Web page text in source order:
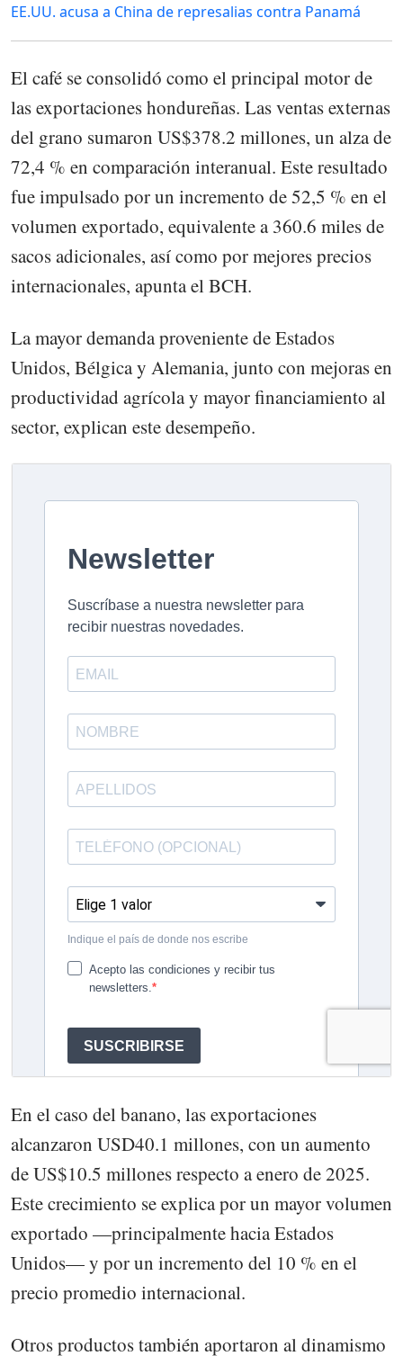
EE.UU. acusa a China de represalias contra Panamá
El café se consolidó como el principal motor de
las exportaciones hondureñas. Las ventas externas
del grano sumaron US$378.2 millones, un alza de
72,4 % en comparación interanual. Este resultado
fue impulsado por un incremento de 52,5 % en el
volumen exportado, equivalente a 360.6 miles de
sacos adicionales, así como por mejores precios
internacionales, apunta el BCH.
La mayor demanda proveniente de Estados
Unidos, Bélgica y Alemania, junto con mejoras en
productividad agrícola y mayor financiamiento al
sector, explican este desempeño.
En el caso del banano, las exportaciones
alcanzaron USD40.1 millones, con un aumento
de US$10.5 millones respecto a enero de 2025.
Este crecimiento se explica por un mayor volumen
exportado —principalmente hacia Estados
Unidos— y por un incremento del 10 % en el
precio promedio internacional.
Otros productos también aportaron al dinamismo